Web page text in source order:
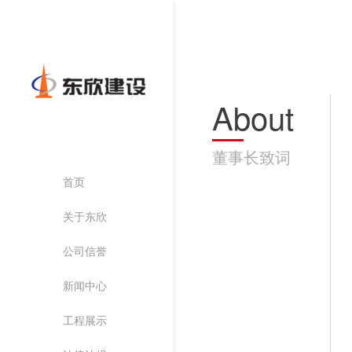
首页
关于东欣
公司信誉
新闻中心
工程展示
About
董事长致词